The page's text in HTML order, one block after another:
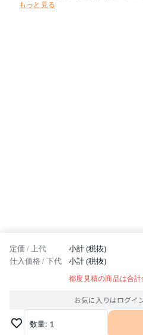
と考えます。新たな創造を可能とし
もっと見る
定価 / 上代 小計 (税抜)
仕入価格 / 下代 小計 (税抜)
都度見積の商品は合
お気に入りはログイ
数量: 1